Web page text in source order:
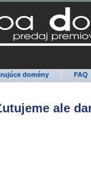
domény FAQ
ale